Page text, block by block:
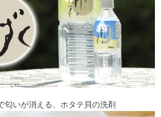
匂いが消える、ホタテ貝の洗剤